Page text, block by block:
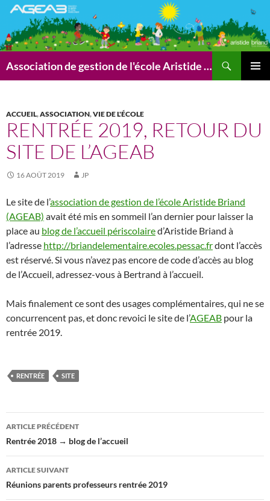
Aller
contenu
Association de gestion de l'école Aristide Briand (AGEAB)
ACCUEIL,ASSOCIATION,VIE DE L'ÉCOLE
RENTRÉE 2019, RETOUR DU
SITE DE L’AGEAB
16 AOÛT 2019 JP
Le site de l’association de gestion de l’école Aristide Briand
(AGEAB) avait été mis en sommeil l’an dernier pour laisser la
place au blog de l’accueil périscolaired’Aristide Briand à
l’adresse http://briandelementaire.ecoles.pessac.frdont l’accès
est réservé. Si vous n’avez pas encore de code d’accès au blog
de l’Accueil, adressez-vous à Bertrand à l’accueil.
Mais finalement ce sont des usages complémentaires, qui ne se
concurrencent pas, et donc revoici le site de l’AGEAB pour la
rentrée 2019.
RENTRÉE SITE
Navigation
des
articles
ARTICLE PRÉCÉDENT
Rentrée 2018 → blog de l’accueil
ARTICLE SUIVANT
Réunions parents professeurs rentrée 2019